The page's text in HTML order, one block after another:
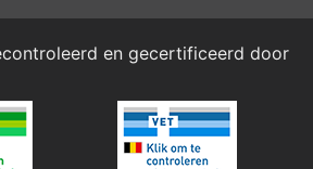
en gecertificeerd door